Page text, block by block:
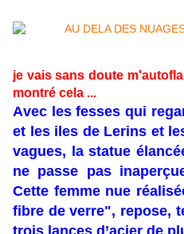
je vais sans doute
montré cela ...
Avec les fesses qui
et les iles de Lerins et
vagues, la statue
ne passe pas
Cette femme nue
fibre de verre", repose,